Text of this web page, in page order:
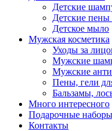
Детские
Детские пены
Детское мыло
Мужская косметика
Уходы за
Мужские
Мужские
Пены, гели
Бальзамы,
Много интересного
Подарочные наборы
Контакты